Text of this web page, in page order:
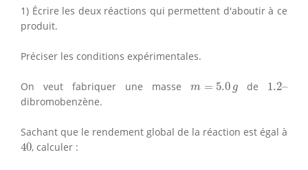
1) Écrire les deux réactions qui permettent d'aboutir à ce
produit.
Préciser les conditions expérimentales.
On veut fabriquer une masse m = 5.0 g
m =5.0g de 1.2–
1.2
dibromobenzène.
Sachant que le rendement global de la réaction est égal à
40
40, calculer :